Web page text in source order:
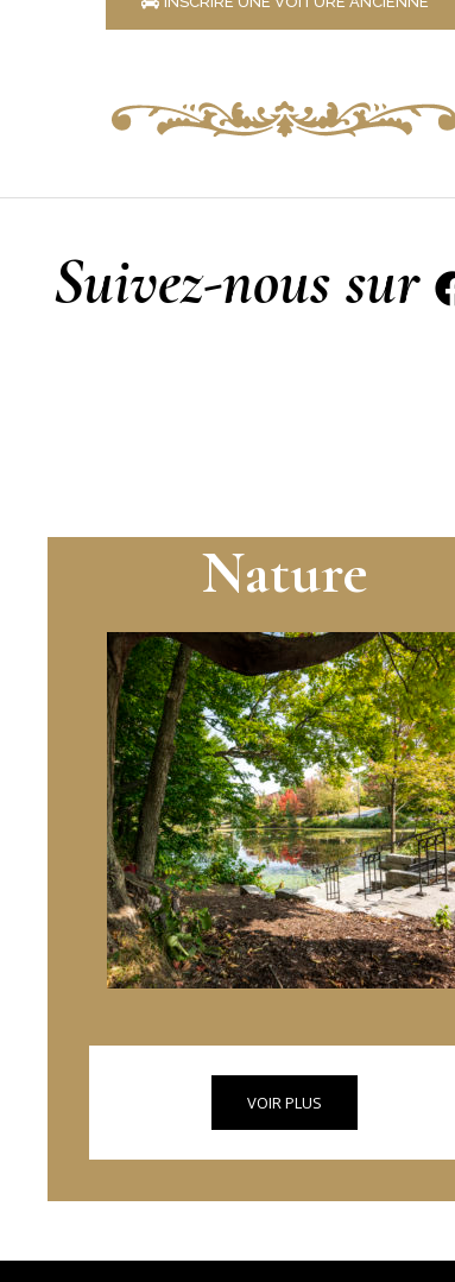
Suivez-nous sur
Nature
VOIR PLUS